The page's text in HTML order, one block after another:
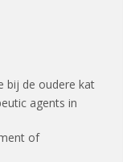
bij de oudere kat
agents in
of